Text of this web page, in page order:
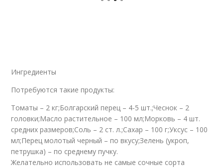
Ингредиенты
Потребуются такие продукты:
Томаты – 2 кг;Болгарский перец – 4-5 шт.;Чеснок – 2
головки;Масло растительное – 100 мл;Морковь – 4 шт.
средних размеров;Соль – 2 ст. л.;Сахар – 100 г;Уксус – 100
мл;Перец молотый черный – по вкусу;Зелень (укроп,
петрушка) – по среднему пучку.
Желательно использовать не самые сочные сорта